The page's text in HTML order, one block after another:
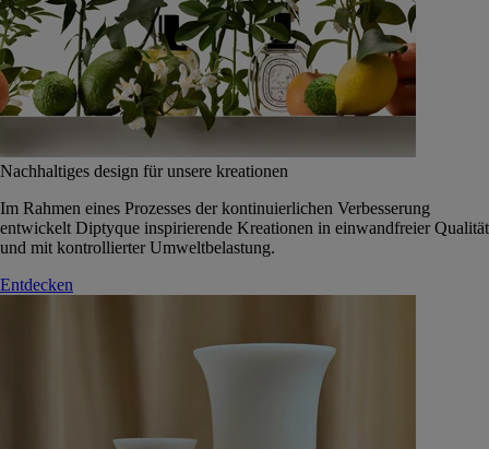
Nachhaltiges design für unsere kreationen
Im Rahmen eines Prozesses der kontinuierlichen Verbesserung
entwickelt Diptyque inspirierende Kreationen in einwandfreier Qualität
und mit kontrollierter Umweltbelastung.
Entdecken